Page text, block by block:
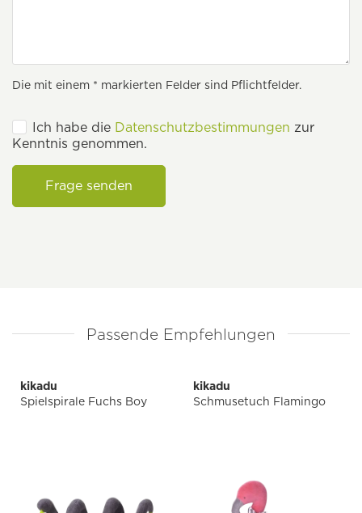
Die mit einem * markierten Felder sind Pflichtfelder.
Ich habe die Datenschutzbestimmungen zur
Kenntnis genommen.
Frage senden
Passende Empfehlungen
kikadu
Spielspirale Fuchs Boy
kikadu
Schmusetuch Flamingo